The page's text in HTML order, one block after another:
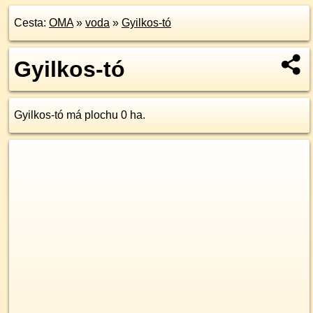
Cesta: OMA» voda » Gyilkos-tó
Gyilkos-tó
Gyilkos-tó má plochu 0 ha.